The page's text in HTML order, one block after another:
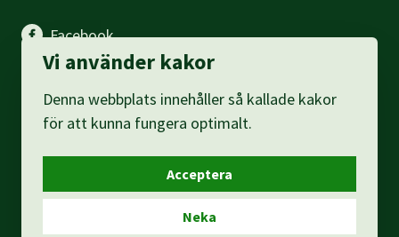
Facebook
Instagram
LinkedIn
Vi använder kakor
Denna webbplats innehåller så kallade kakor
för att kunna fungera optimalt.
Acceptera
Neka